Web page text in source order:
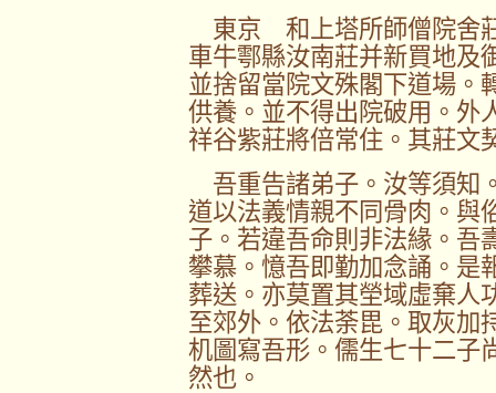
東京 和上塔所師僧院舍
車牛鄠縣汝南莊并新買地及
並捨留當院文殊閣下道場。
供養。並不得出院破用。外
祥谷紫莊將倍常住。其莊文
吾重告諸弟子。汝等須知
道以法義情親不同骨肉。與
子。若違吾命則非法緣。吾
攀慕。憶吾即勤加念誦。是
葬送。亦莫置其塋域虛棄人
至郊外。依法荼毘。取灰加
机圖寫吾形。儒生七十二子
然也。